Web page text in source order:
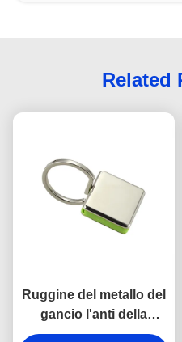
Related
Ruggine del metallo del
gancio l'anti della
catena chiave della